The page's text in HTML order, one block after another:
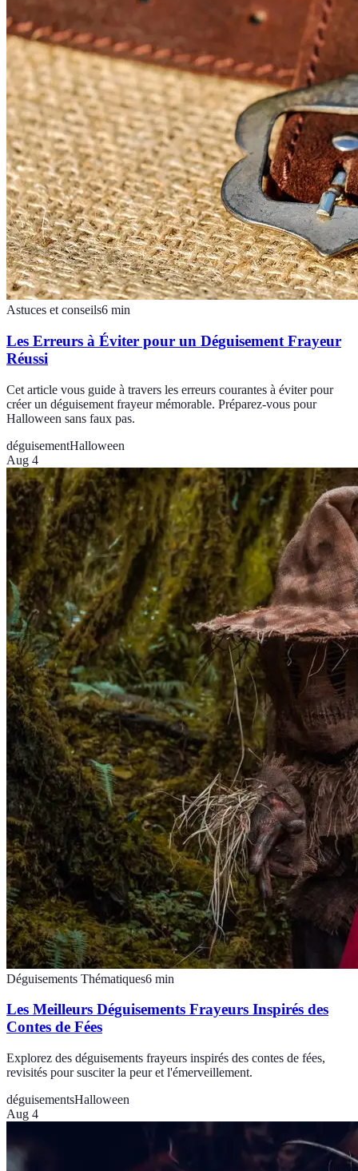
Astuces et conseils6 min
Les Erreurs à Éviter pour un Déguisement Frayeur
Réussi
Cet article vous guide à travers les erreurs courantes à éviter pour
créer un déguisement frayeur mémorable. Préparez-vous pour
Halloween sans faux pas.
déguisementHalloween
Aug 4
Déguisements Thématiques6 min
Les Meilleurs Déguisements Frayeurs Inspirés des
Contes de Fées
Explorez des déguisements frayeurs inspirés des contes de fées,
revisités pour susciter la peur et l'émerveillement.
déguisementsHalloween
Aug 4